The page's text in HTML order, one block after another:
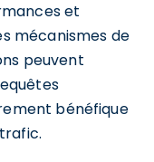
et
mécanismes de
peuvent
bénéfique